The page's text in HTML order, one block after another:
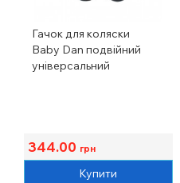
Гачок для коляски
Baby Dan подвійний
універсальний
344.00 грн
Купити